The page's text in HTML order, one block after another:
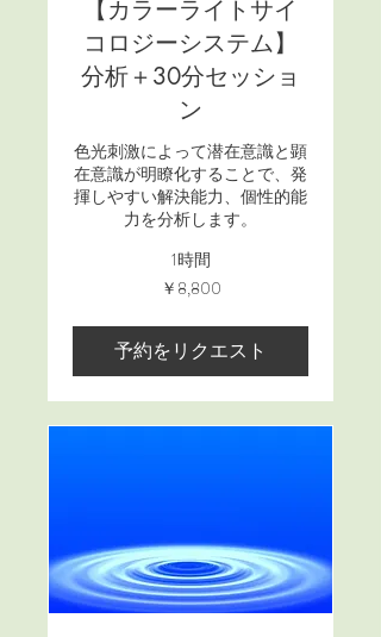
【カラーライトサイ
コロジーシステム】
分析＋30分セッショ
ン
色光刺激によって潜在意識と顕
在意識が明瞭化することで、発
揮しやすい解決能力、個性的能
力を分析します。
1時間
￥8,800
予約をリクエスト